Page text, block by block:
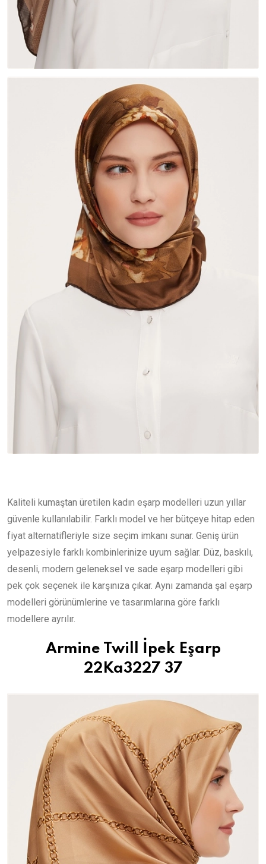
Kaliteli kumaştan üretilen kadın eşarp modelleri uzun yıllar
güvenle kullanılabilir. Farklı model ve her bütçeye hitap eden
fiyat alternatifleriyle size seçim imkanı sunar. Geniş ürün
yelpazesiyle farklı kombinlerinize uyum sağlar. Düz, baskılı,
desenli, modern geleneksel ve sade eşarp modelleri gibi
pek çok seçenek ile karşınıza çıkar. Aynı zamanda şal eşarp
modelleri görünümlerine ve tasarımlarına göre farklı
modellere ayrılır.
Armine Twill İpek Eşarp
22Ka3227 37